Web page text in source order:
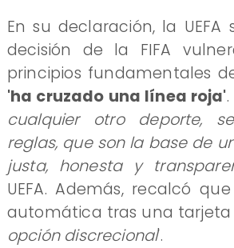
En su declaración, la UEFA
decisión de la FIFA
principios fundamentales
'ha cruzado una línea roja'.
cualquier otro deporte,
reglas, que son la base de
justa, honesta y
UEFA. Además, recalcó
automática tras una tarjeta
opción discrecional'.